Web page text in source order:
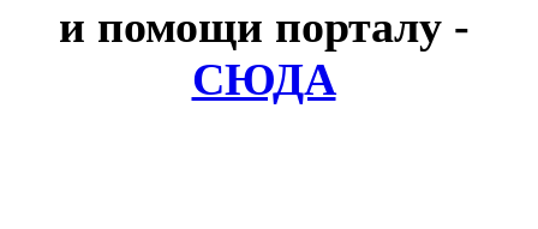
и помощи порталу -
СЮДА